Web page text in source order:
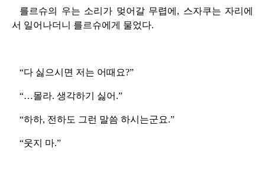
를르슈의 우는 소리가 멎어갈 무렵에, 스자쿠는 자리에
서 일어나더니 를르슈에게 물었다.
“다 싫으시면 저는 어때요?”
“…몰라. 생각하기 싫어.”
“하하, 전하도 그런 말씀 하시는군요.”
“웃지 마.”